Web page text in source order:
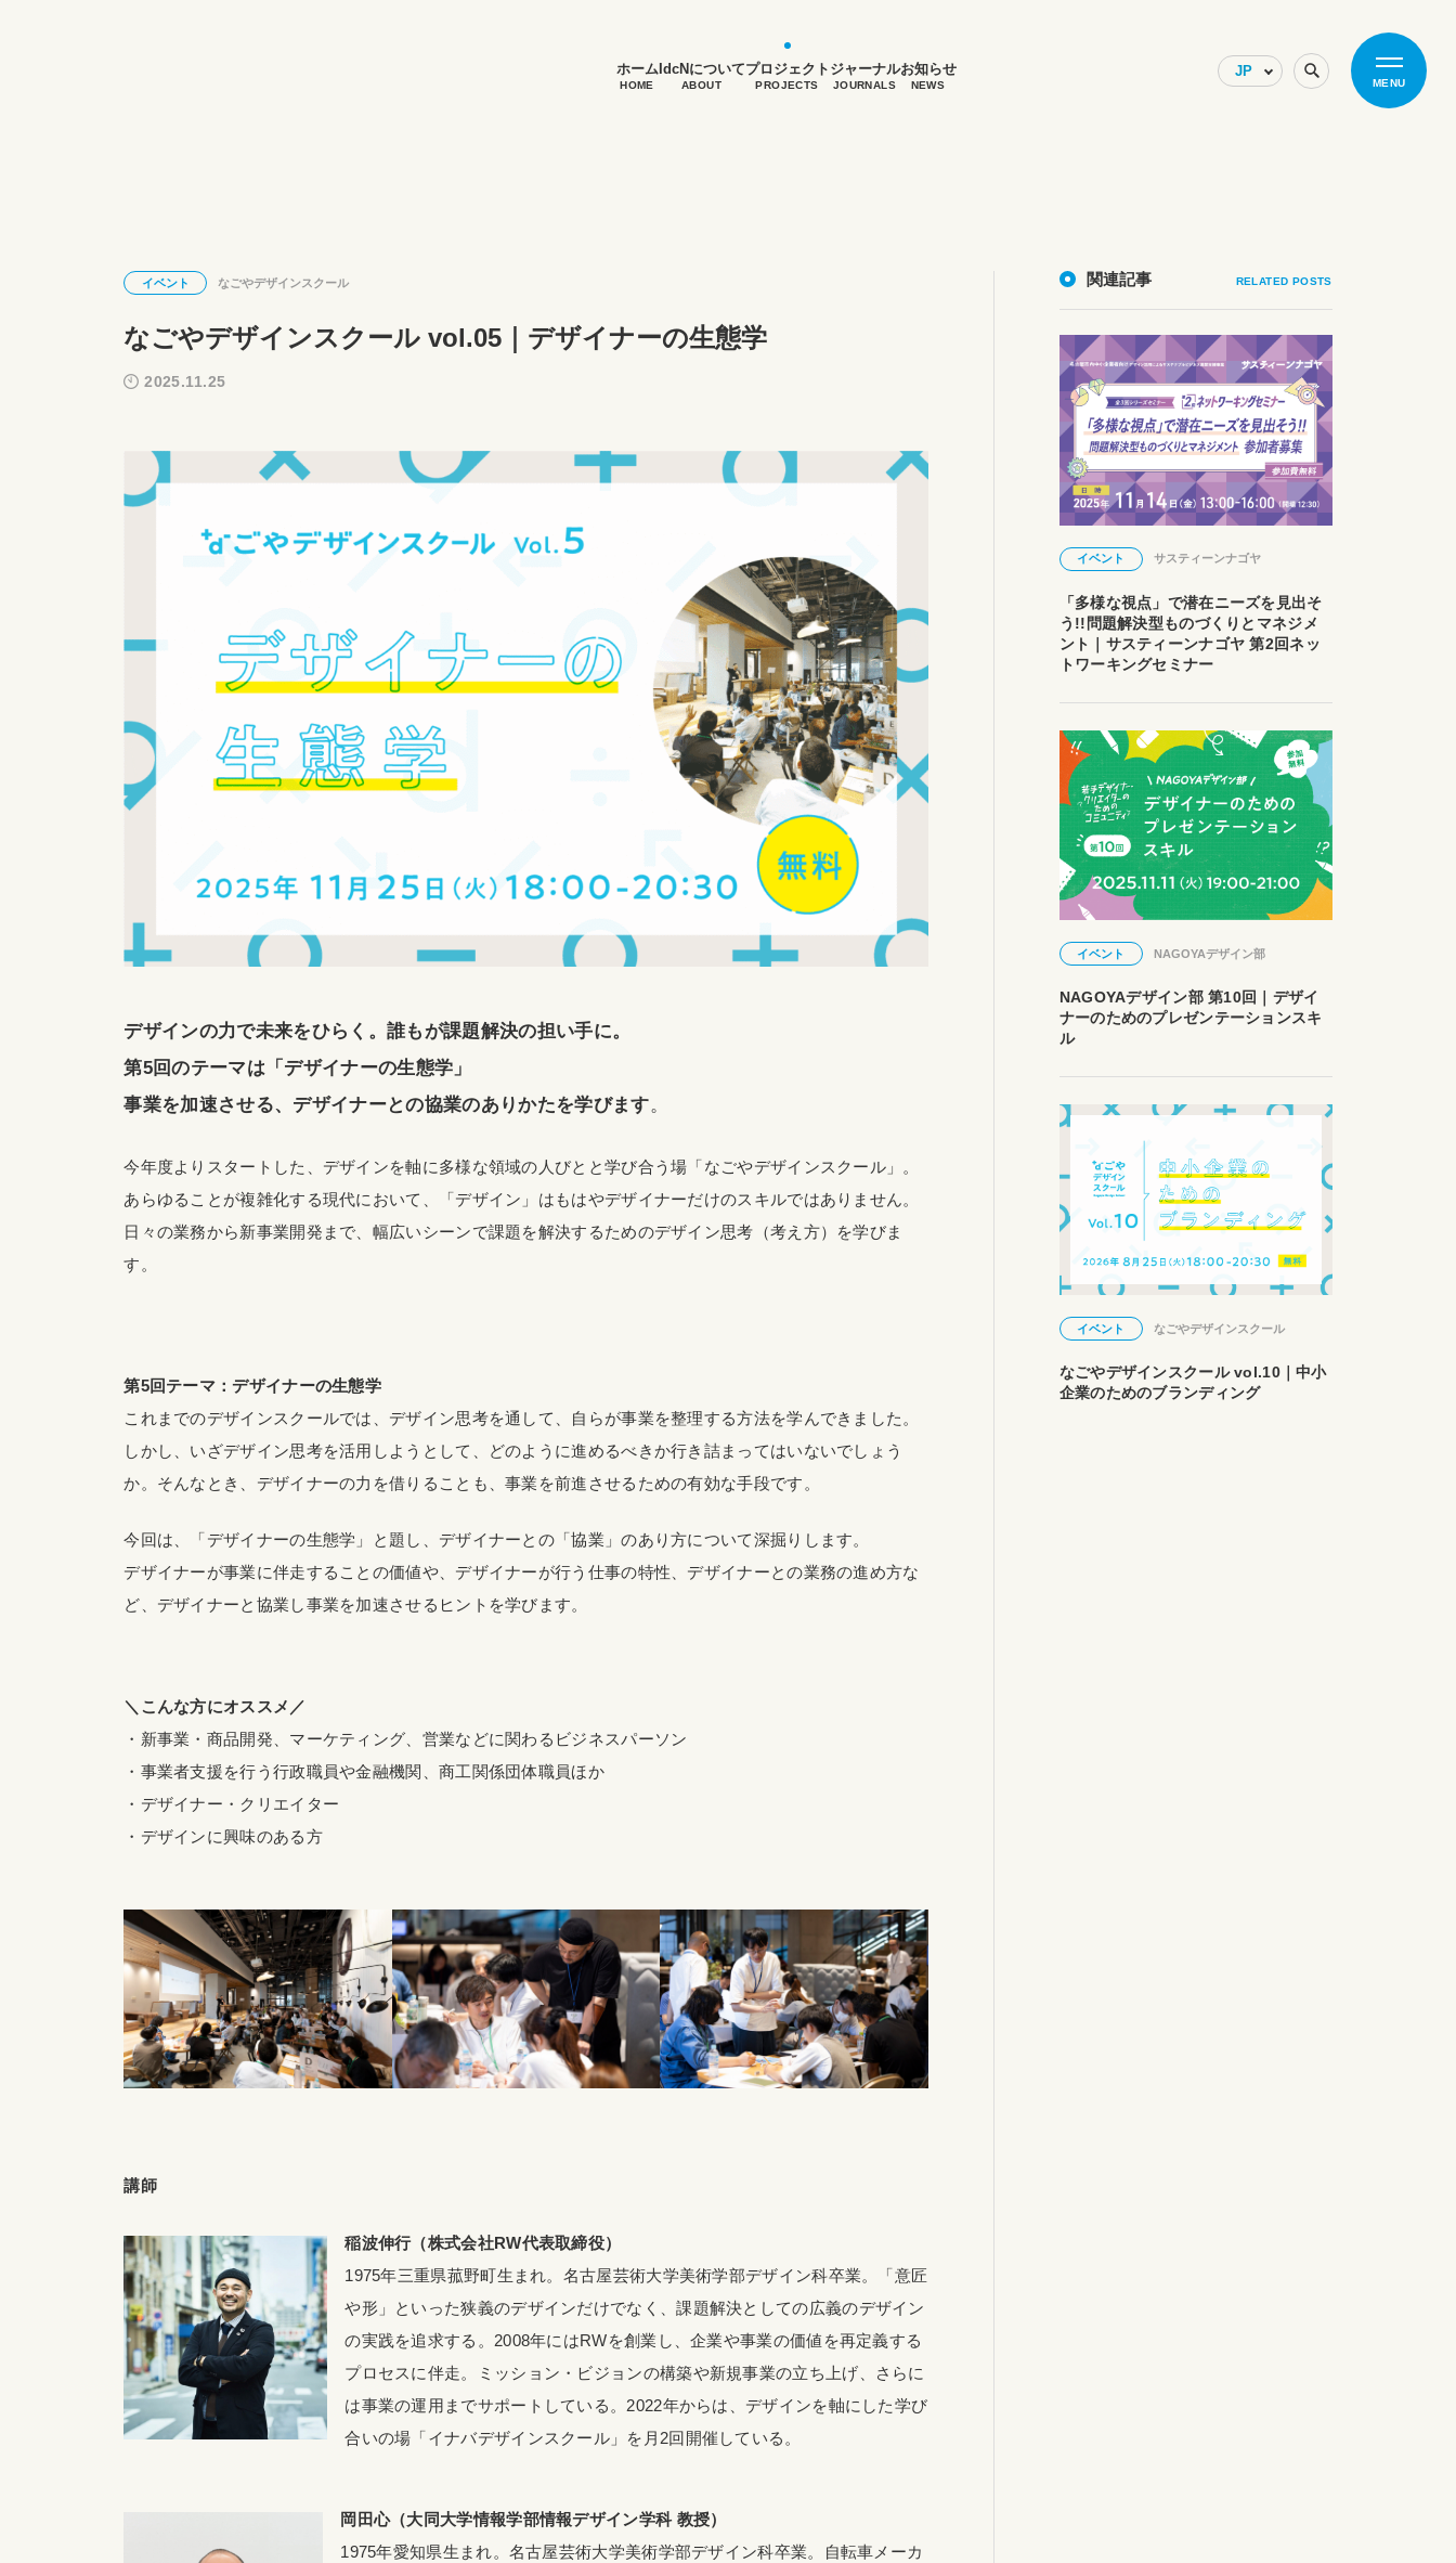
ホーム
HOME
IdcNについて
ABOUT
プロジェクト
PROJECTS
ジャーナル
JOURNALS
お知らせ
NEWS MENU
イベント なごやデザインスクール
なごやデザインスクール vol.05｜デザイナーの生態学
2025.11.25
デザインの力で未来をひらく。誰もが課題解決の担い手に。
第5回のテーマは「デザイナーの生態学」
事業を加速させる、デザイナーとの協業のありかたを学びます。
今年度よりスタートした、デザインを軸に多様な領域の人びとと学び合う場「なごやデザインスクール」。
あらゆることが複雑化する現代において、「デザイン」はもはやデザイナーだけのスキルではありません。
日々の業務から新事業開発まで、幅広いシーンで課題を解決するためのデザイン思考（考え方）を学びま
す。
第5回テーマ：デザイナーの生態学
これまでのデザインスクールでは、デザイン思考を通して、自らが事業を整理する方法を学んできました。
しかし、いざデザイン思考を活用しようとして、どのように進めるべきか行き詰まってはいないでしょう
か。そんなとき、デザイナーの力を借りることも、事業を前進させるための有効な手段です。
今回は、「デザイナーの生態学」と題し、デザイナーとの「協業」のあり方について深掘りします。
デザイナーが事業に伴走することの価値や、デザイナーが行う仕事の特性、デザイナーとの業務の進め方な
ど、デザイナーと協業し事業を加速させるヒントを学びます。
＼こんな方にオススメ／
・新事業・商品開発、マーケティング、営業などに関わるビジネスパーソン
・事業者支援を行う行政職員や金融機関、商工関係団体職員ほか
・デザイナー・クリエイター
・デザインに興味のある方
講師
稲波伸行（株式会社RW代表取締役）
1975年三重県菰野町生まれ。名古屋芸術大学美術学部デザイン科卒業。「意匠
や形」といった狭義のデザインだけでなく、課題解決としての広義のデザイン
の実践を追求する。2008年にはRWを創業し、企業や事業の価値を再定義する
プロセスに伴走。ミッション・ビジョンの構築や新規事業の立ち上げ、さらに
は事業の運用までサポートしている。2022年からは、デザインを軸にした学び
合いの場「イナバデザインスクール」を月2回開催している。
岡田心（大同大学情報学部情報デザイン学科 教授）
1975年愛知県生まれ。名古屋芸術大学美術学部デザイン科卒業。自転車メーカ
関連記事 RELATED POSTS
イベント サスティーンナゴヤ
「多様な視点」で潜在ニーズを見出そ
う!!問題解決型ものづくりとマネジメ
ント｜サスティーンナゴヤ 第2回ネッ
トワーキングセミナー
イベント NAGOYAデザイン部
NAGOYAデザイン部 第10回｜デザイ
ナーのためのプレゼンテーションスキ
ル
イベント なごやデザインスクール
なごやデザインスクール vol.10｜中小
企業のためのブランディング